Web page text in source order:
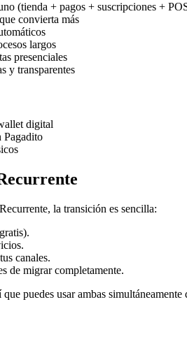
(tienda + pagos + suscripciones +
convierta más
largos
presenciales
y transparentes
digital
Pagadito
la transición es sencilla:
canales.
de migrar completamente.
puedes usar ambas simultáneamente